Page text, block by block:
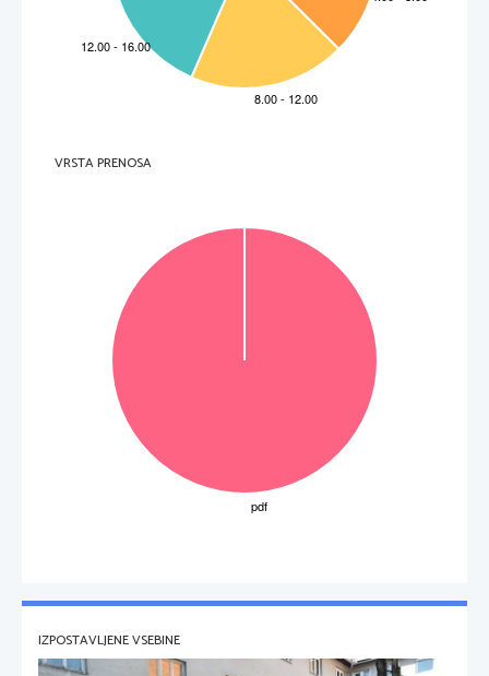
  _____________________________________________________________________________________
7.     En quelle année a-t-il commencé à travailler?
  _____________________________________________________________________________________
8.     Que fait-il pour se distraire?
  _____________________________________________________________________________________
9.     Quel est son grand projet professionnel?
  _____________________________________________________________________________________
VRSTA PRENOSA
IZPOSTAVLJENE VSEBINE